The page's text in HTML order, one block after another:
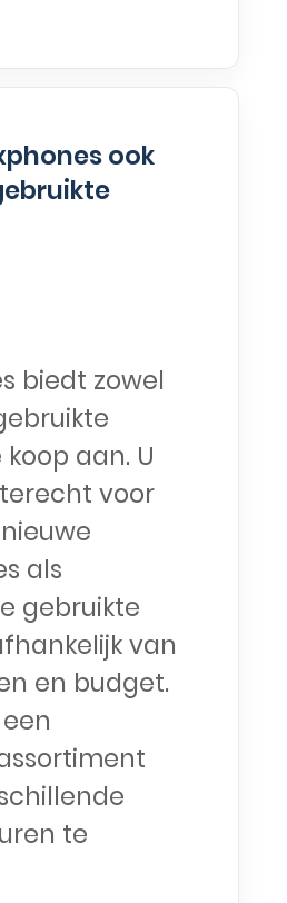
ook
biedt zowel
aan. U
voor
als
gebruikte
van
en budget.
te